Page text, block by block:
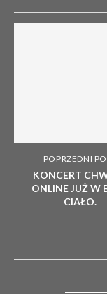
POPRZEDNI
KONCERT
ONLINE JUŻ W
CIAŁO.